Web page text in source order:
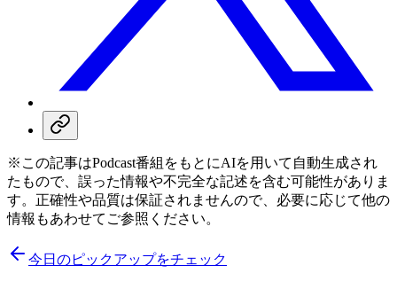
※この記事はPodcast番組をもとにAIを用いて自動生成され
たもので、誤った情報や不完全な記述を含む可能性がありま
す。正確性や品質は保証されませんので、必要に応じて他の
情報もあわせてご参照ください。
今日のピックアップをチェック